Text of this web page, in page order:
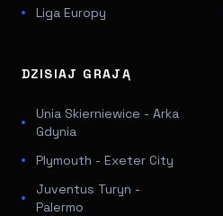
Liga Europy
DZISIAJ GRAJĄ
Unia Skierniewice - Arka
Gdynia
Plymouth - Exeter City
Juventus Turyn -
Palermo